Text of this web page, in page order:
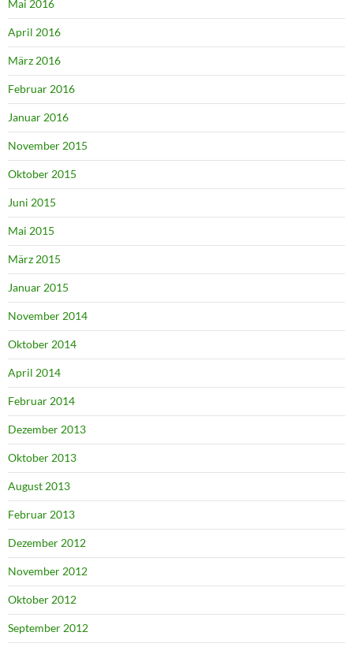
Mai 2016
April 2016
März 2016
Februar 2016
Januar 2016
November 2015
Oktober 2015
Juni 2015
Mai 2015
März 2015
Januar 2015
November 2014
Oktober 2014
April 2014
Februar 2014
Dezember 2013
Oktober 2013
August 2013
Februar 2013
Dezember 2012
November 2012
Oktober 2012
September 2012